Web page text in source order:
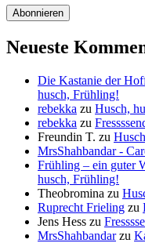
Abonnieren
Neueste
Die Kastanie der
husch, Frühling!
rebekka zu Husch,
rebekka zu
Freundin T. zu
MrsShahbandar -
Frühling – ein guter
husch, Frühling!
Theobromina zu
Ruprecht Frieling zu
Jens Hess zu
MrsShahbandarzu